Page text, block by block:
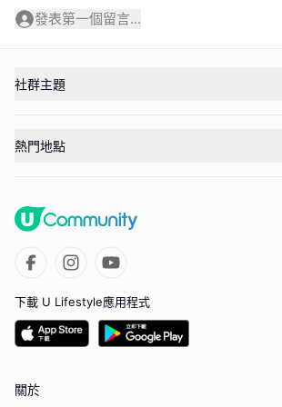
發表第一個留言...
社群主題
熱門地點
下載 U Lifestyle應用程式
關於